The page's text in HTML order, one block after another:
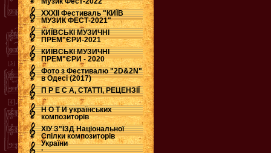
ХХХІІ Фестиваль "КИЇВ
МУЗИК ФЕСТ-2021"
КИЇВСЬКІ МУЗИЧНІ
ПРЕМ"ЄРИ-2021
КИЇВСЬКІ МУЗИЧНІ
ПРЕМ"ЄРИ - 2020
Фото з Фестивалю "2D&2N"
в Одесі (2017)
П Р Е С А, СТАТТІ, РЕЦЕНЗІЇ
Н О Т И українських
композиторів
ХІУ З"ЇЗД Національної
Спілки композиторів
України
.